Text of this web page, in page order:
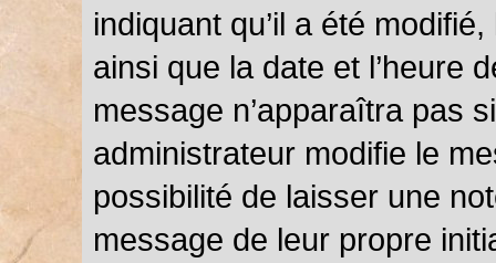
indiquant qu’il a été
ainsi que la date et l’heure
message n’apparaîtra pas
administrateur modifie le
possibilité de laisser une
message de leur propre